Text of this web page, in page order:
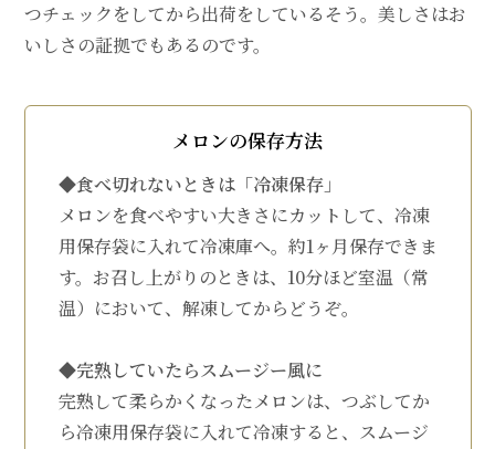
つチェックをしてから出荷をしているそう。美しさはお
いしさの証拠でもあるのです。
メロンの保存方法
◆食べ切れないときは「冷凍保存」
メロンを食べやすい大きさにカットして、冷凍
用保存袋に入れて冷凍庫へ。約1ヶ月保存できま
す。お召し上がりのときは、10分ほど室温（常
温）において、解凍してからどうぞ。
◆完熟していたらスムージー風に
完熟して柔らかくなったメロンは、つぶしてか
ら冷凍用保存袋に入れて冷凍すると、スムージ